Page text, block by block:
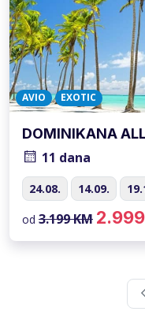
AVIO EXOTIC
DOMINIKANA
11 dana
24.08. 14.09.
od 3.199 KM